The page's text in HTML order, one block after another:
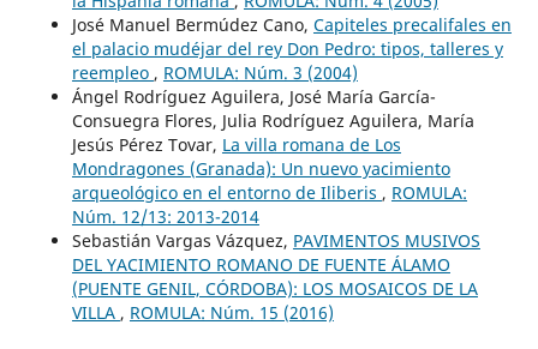
José Manuel Bermúdez Cano, Capiteles precalifales en
el palacio mudéjar del rey Don Pedro: tipos, talleres y
reempleo , ROMULA: Núm. 3 (2004)
Ángel Rodríguez Aguilera, José María García-
Consuegra Flores, Julia Rodríguez Aguilera, María
Jesús Pérez Tovar, La villa romana de Los
Mondragones (Granada): Un nuevo yacimiento
arqueológico en el entorno de Iliberis , ROMULA:
Núm. 12/13: 2013-2014
Sebastián Vargas Vázquez, PAVIMENTOS MUSIVOS
DEL YACIMIENTO ROMANO DE FUENTE ÁLAMO
(PUENTE GENIL, CÓRDOBA): LOS MOSAICOS DE LA
VILLA , ROMULA: Núm. 15 (2016)